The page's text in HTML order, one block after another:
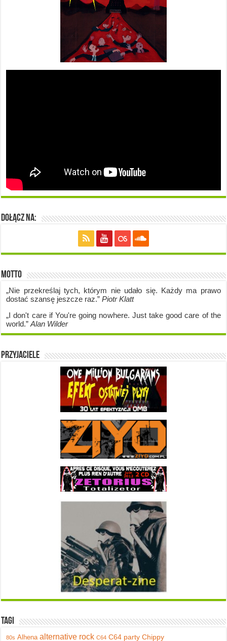
Dołącz na:
Motto
„Nie przekreślaj tych, którym nie udało się. Każdy ma prawo
dostać szansę jeszcze raz.”Piotr Klatt
„I don't care if You're going nowhere. Just take good care of the
world.”Alan Wilder
Przyjaciele
Tagi
80s Alhena alternative rock C64 C64 party Chippy